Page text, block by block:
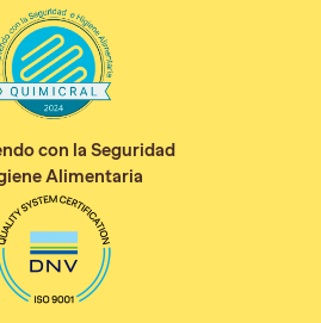
con la Seguridad
Alimentaria